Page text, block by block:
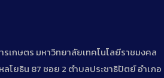
รเกษตร มหาวิทยาลัยเทคโนโลยีราชมงคล
โยธิน 87 ซอย 2 ตำบลประชาธิปัตย์ อำเภอ